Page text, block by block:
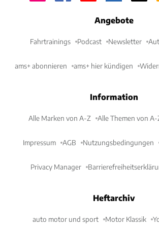
Angebote
Fahrtrainings Podcast Newsletter
ams+ abonnieren ams+ hier kündigen
Information
Alle Marken von A-Z Alle Themen von A-
Impressum AGB Nutzungsbedingungen
Privacy Manager
Heftarchiv
auto motor und sport Motor Klassik